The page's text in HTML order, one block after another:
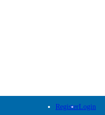
RegisterLogin